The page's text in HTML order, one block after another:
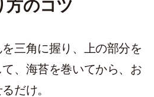
方のコツ
三角に握り、上の部分を
、海苔を巻いてから、お
だけ。